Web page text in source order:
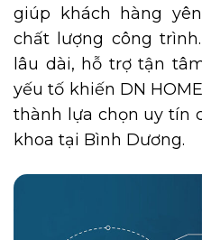
giúp khách hàng
chất lượng công
lâu dài, hỗ trợ tận
yếu tố khiến DN
thành lựa chọn uy tín
khoa tại Bình Dương.